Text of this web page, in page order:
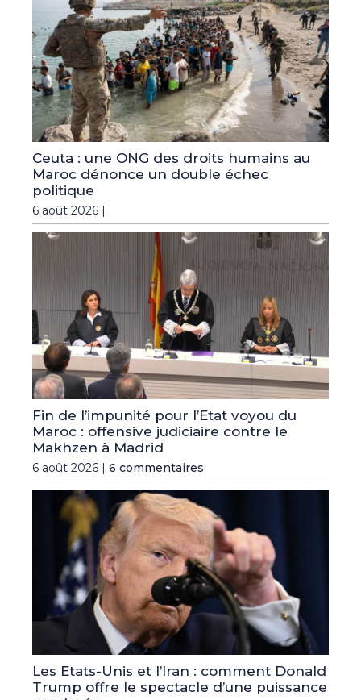
Ceuta : une ONG des droits humains au
Maroc dénonce un double échec
politique
6 août 2026 |
Fin de l’impunité pour l’Etat voyou du
Maroc : offensive judiciaire contre le
Makhzen à Madrid
6 août 2026 | 6 commentaires
Les Etats-Unis et l’Iran : comment Donald
Trump offre le spectacle d’une puissance